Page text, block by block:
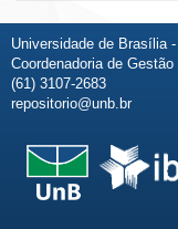
Universidade de Brasília
Coordenadoria de
(61) 3107-2683
repositorio@unb.br